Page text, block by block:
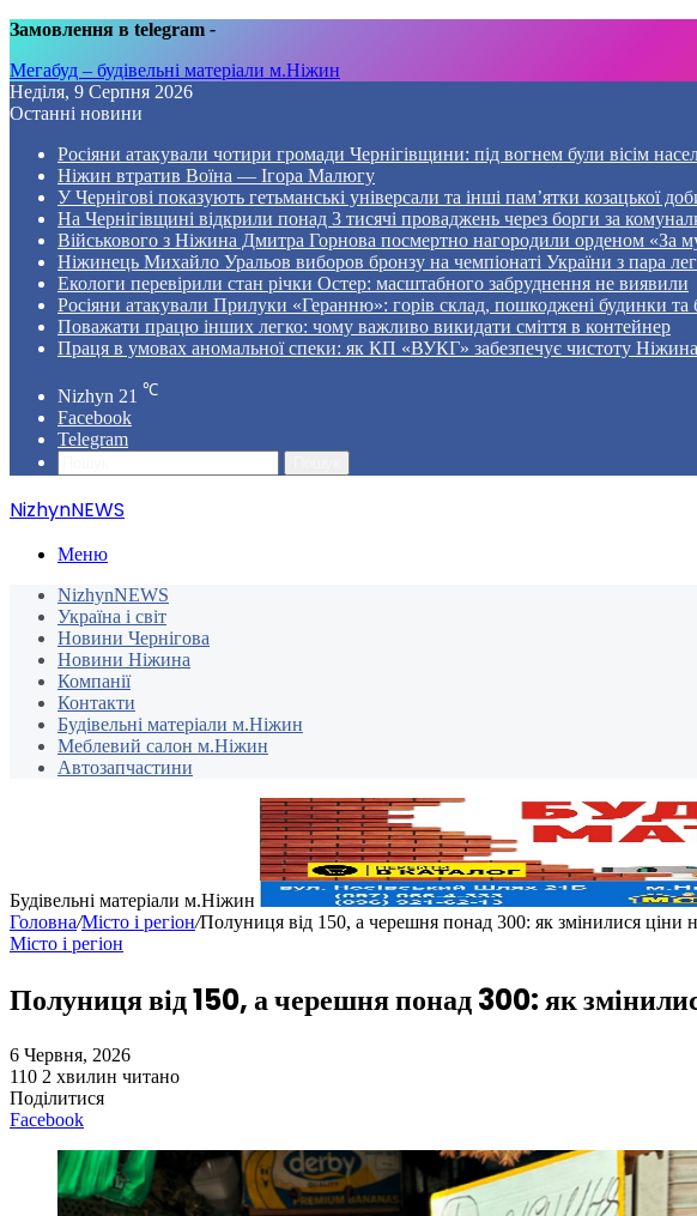
Замовлення в telegram -
Мегабуд – будівельні матеріали м.Ніжин
Неділя, 9 Серпня 2026
Останні новини
Росіяни атакували чотири громади Чернігівщини: під вогнем були вісім
Ніжин втратив Воїна — Ігора Малюгу
У Чернігові показують гетьманські універсали та інші пам’ятки козацької
На Чернігівщині відкрили понад 3 тисячі проваджень через борги за
Військового з Ніжина Дмитра Горнова посмертно нагородили орденом «За
Ніжинець Михайло Уральов виборов бронзу на чемпіонаті України з пара
Екологи перевірили стан річки Остер: масштабного забруднення не виявили
Росіяни атакували Прилуки «Геранню»: горів склад, пошкоджені будинки та
Поважати працю інших легко: чому важливо викидати сміття в контейнер
Праця в умовах аномальної спеки: як КП «ВУКГ» забезпечує чистоту Ніжина
Nizhyn 21 ℃
Facebook
Telegram
NizhynNEWS
Меню
NizhynNEWS
Україна і світ
Новини Чернігова
Новини Ніжина
Компанії
Контакти
Будівельні матеріали м.Ніжин
Меблевий салон м.Ніжин
Автозапчастини
Будівельні матеріали м.Ніжин
Головна/Місто і регіон/Полуниця від 150, а черешня понад 300: як змінилися ціни
Місто і регіон
Полуниця від 150, а черешня понад 300: як
6 Червня, 2026
110 2 хвилин читано
Поділитися
Facebook